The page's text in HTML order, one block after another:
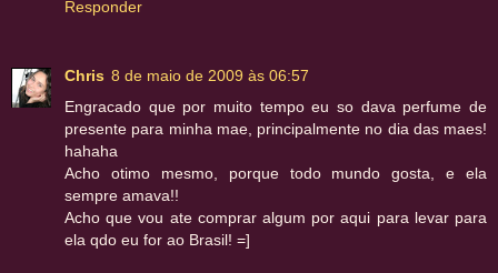
Responder
Chris 8 de maio de 2009 às 06:57
Engracado que por muito tempo eu so dava perfume de
presente para minha mae, principalmente no dia das maes!
hahaha
Acho otimo mesmo, porque todo mundo gosta, e ela
sempre amava!!
Acho que vou ate comprar algum por aqui para levar para
ela qdo eu for ao Brasil! =]